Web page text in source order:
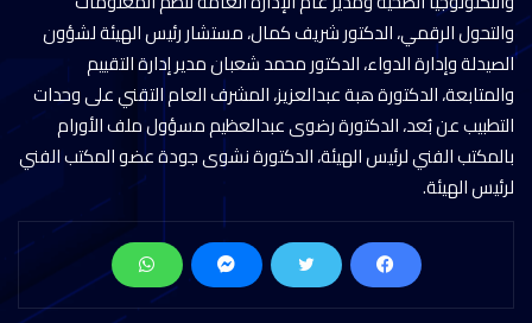
والتحول الرقمي، الدكتور شريف كمال، مستشار رئيس الهيئة لشؤون
الصيدلة وإدارة الدواء، الدكتور محمد شعبان مدير إدارة التقييم
والمتابعة، الدكتورة هبة عبدالعزيز، المشرف العام التقني على وحدات
التطبيب عن بُعد، الدكتورة رضوى عبدالعظيم مسؤول ملف الأورام
بالمكتب الفني لرئيس الهيئة، الدكتورة نشوى جودة عضو المكتب الفني
لرئيس الهيئة.